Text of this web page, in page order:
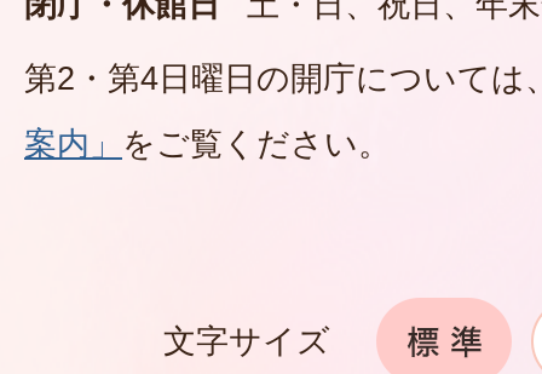
第2・第4日曜日の開庁については
案内」 をご覧ください。
文字サイズ